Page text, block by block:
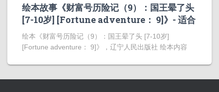
绘本故事《财富号历险记（9）：国王晕了头
[7-10岁] [Fortune adventure： 9]》- 适合
绘本《财富号历险记（9）：国王晕了头 [7-10岁]
[Fortune adventure： 9]》，辽宁人民出版社 绘本内容